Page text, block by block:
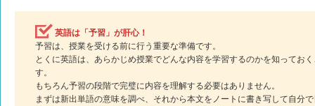
英語は「予習」が肝心！
予習は、授業を受ける前に行う重要な準備です。
とくに英語は、あらかじめ授業でどんな内容を学習するのかを知ってお
す。
もちろん予習の段階で完璧に内容を理解する必要はありません。
まずは新出単語の意味を調べ、それから本文をノートに書き写して自分